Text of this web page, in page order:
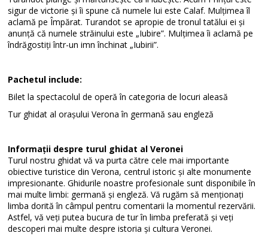
sigur de victorie și îi spune că numele lui este Calaf. Mulțimea îl
aclamă pe Împărat. Turandot se apropie de tronul tatălui ei și
anunță că numele străinului este „Iubire”. Mulțimea îi aclamă pe
îndrăgostiți într-un imn închinat „Iubirii”.
Pachetul include:
Bilet la spectacolul de operă în categoria de locuri aleasă
Tur ghidat al orașului Verona în germană sau engleză
Informații despre turul ghidat al Veronei
Turul nostru ghidat vă va purta către cele mai importante
obiective turistice din Verona, centrul istoric și alte monumente
impresionante. Ghidurile noastre profesionale sunt disponibile în
mai multe limbi: germană și engleză. Vă rugăm să menționați
limba dorită în câmpul pentru comentarii la momentul rezervării.
Astfel, vă veți putea bucura de tur în limba preferată și veți
descoperi mai multe despre istoria și cultura Veronei.